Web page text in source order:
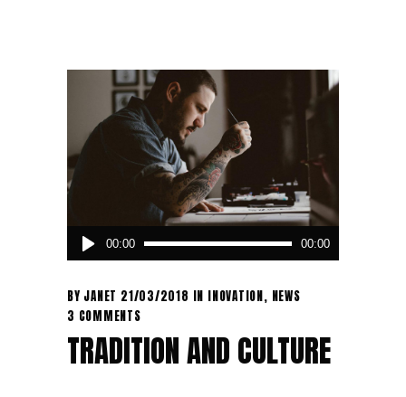
Audio
Player
00:00 00:00
BY JANET 21/03/2018 IN INOVATION, NEWS
3 COMMENTS
TRADITION AND CULTURE